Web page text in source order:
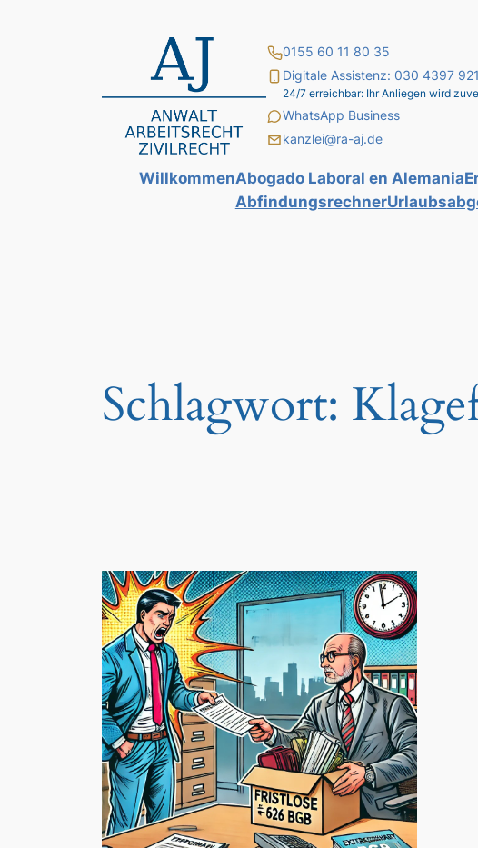
0155 60 11 80 35
Digitale Assistenz: 030 4397
24/7 erreichbar: Ihr Anliegen wird
WhatsApp Business
kanzlei@ra-aj.de
WillkommenAbogado Laboral en Alemania
Abfindungsrechner
Schlagwort: